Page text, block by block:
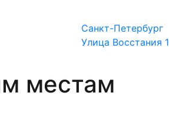
Санкт-Петербург
Улица Восстания 1
местам